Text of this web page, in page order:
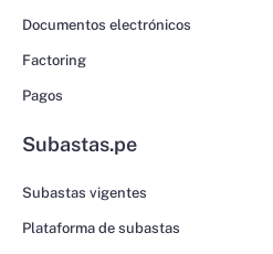
Documentos electrónicos
Factoring
Pagos
Subastas.pe
Subastas vigentes
Plataforma de subastas